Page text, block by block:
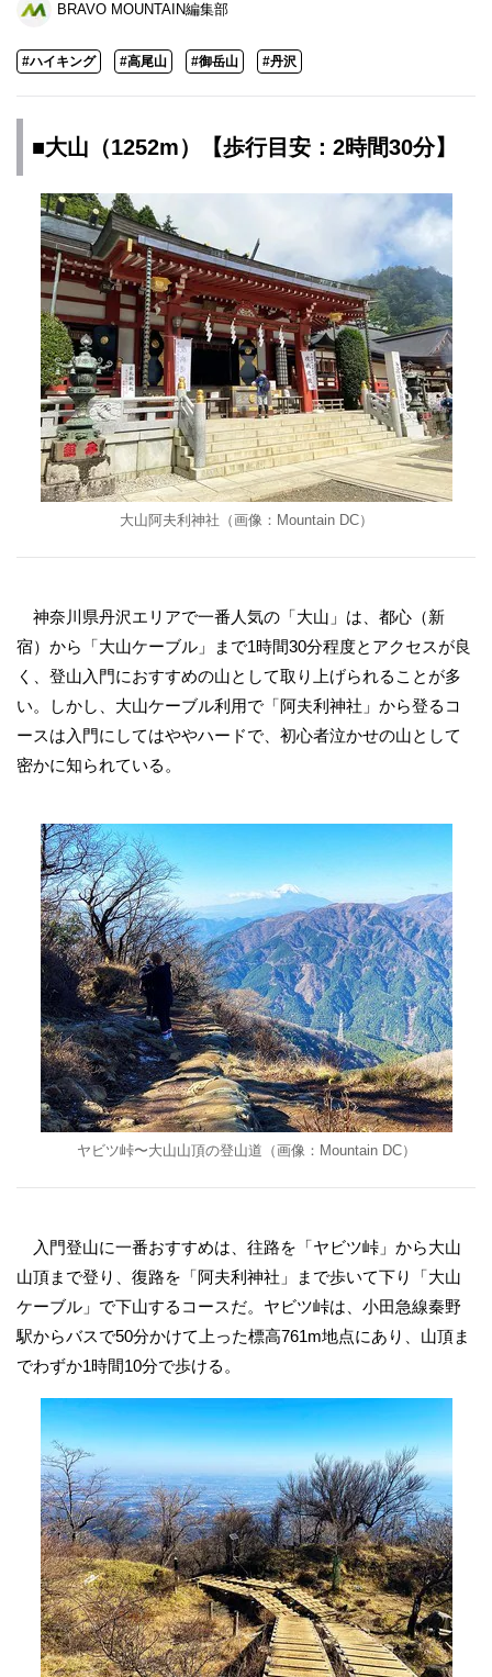
BRAVO MOUNTAIN編集部
#ハイキング #高尾山 #御岳山 #丹沢
■大山（1252m）【歩行目安：2時間30分】
大山阿夫利神社（画像：Mountain DC）
神奈川県丹沢エリアで一番人気の「大山」は、都心（新
宿）から「大山ケーブル」まで1時間30分程度とアクセスが良
く、登山入門におすすめの山として取り上げられることが多
い。しかし、大山ケーブル利用で「阿夫利神社」から登るコ
ースは入門にしてはややハードで、初心者泣かせの山として
密かに知られている。
ヤビツ峠〜大山山頂の登山道（画像：Mountain DC）
入門登山に一番おすすめは、往路を「ヤビツ峠」から大山
山頂まで登り、復路を「阿夫利神社」まで歩いて下り「大山
ケーブル」で下山するコースだ。ヤビツ峠は、小田急線秦野
駅からバスで50分かけて上った標高761m地点にあり、山頂ま
でわずか1時間10分で歩ける。